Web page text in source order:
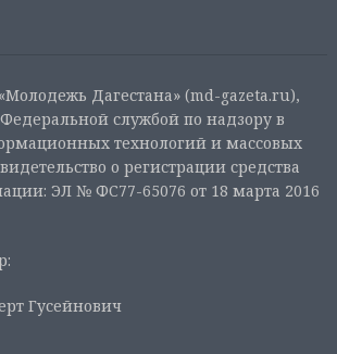
Дагестана» (md-gazeta.ru),
службой по надзору в
технологий и массовых
о регистрации средства
ЭЛ № ФС77-65076 от 18 марта 2016
Гусейнович